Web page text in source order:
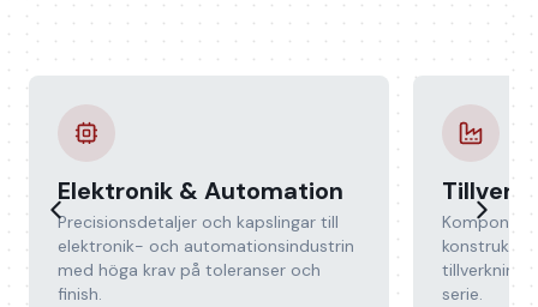
Elektronik & Automation
Precisionsdetaljer och kapslingar till
elektronik- och automationsindustrin
med höga krav på toleranser och
finish.
serie.